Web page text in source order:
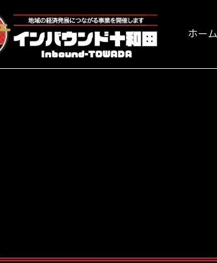
ホーム